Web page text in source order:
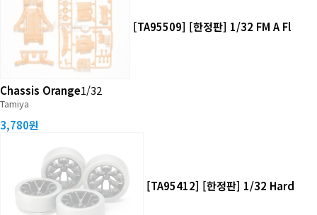
[TA95509] [한정판] 1/32 FM A Fl
Chassis Orange1/32
Tamiya
3,780원
[TA95412] [한정판] 1/32 Hard